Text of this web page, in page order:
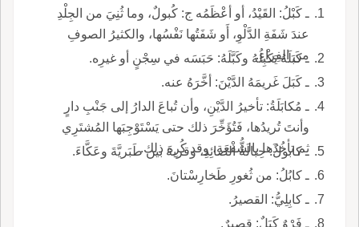
ـ كَبْلُ: القَيْدُ، أو أعْظَمُه ج: كُبولٌ، وما ثُنِيَ من الجِلْدِ
عندَ شَفَةِ الدَّلْوِ، أَو شَفَتُها نَفْسُها، والكثيرُ الصوفِ
من الفِراءِ.
ـ كَبَلَهُ يَكْبِلُهُ وكَبَّلَهُ: حَبَسَه في سِجْنٍ أو غيرِه.
ـ كَبَلَ غَريمَهُ الدَّيْنَ: أخَّرَهُ عنه.
ـ مُكابَلَةُ: تأخيرُ الدَّيْنِ، وأن تُباعَ الدارُ إلى جَنْبِ دارٍ
وأنتَ تُريدُها، فَتُؤَخِّرَ ذلك حتى يَسْتَوْجِبَها المُشتَرِي
ثم تأخُذَها بالشُّفْعَةِ، وقد كُرِهَ ذلك.
ـ كابولُ: حِبالَةُ الصائِدِ، وقرية بين طَبَريَّةَ وعَكَّاءَ.
ـ كابُلُ: من ثُغورِ طَخارِسْتانَ.
ـ كابِلِيُّ: القصيرُ.
ـ فَرْوٌ كَبَلٌ: قصيرٌ.